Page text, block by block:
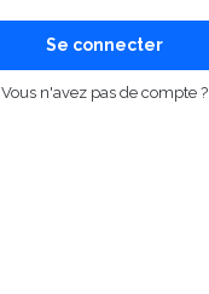
Se connecter
Vous n'avez pas de compte ?